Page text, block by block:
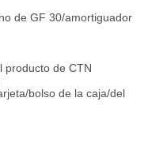
de GF 30/amortiguador
producto de CTN
bolso de la caja/del